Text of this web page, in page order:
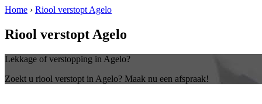
Home › Riool verstopt Agelo
Riool verstopt Agelo
Lekkage of verstopping in Agelo?
Zoekt u riool verstopt in Agelo? Maak nu een afspraak!